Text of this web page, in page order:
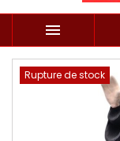

Rupture de stock